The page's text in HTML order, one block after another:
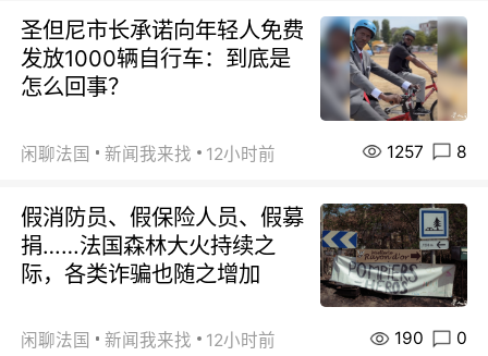
圣但尼市长承诺向年轻人免费
发放1000辆自行车：到底是
怎么回事？
闲聊法国 新闻我来找 12小时前 1257 8
假消防员、假保险人员、假募
捐……法国森林大火持续之
际，各类诈骗也随之增加
闲聊法国 新闻我来找 12小时前 190 0